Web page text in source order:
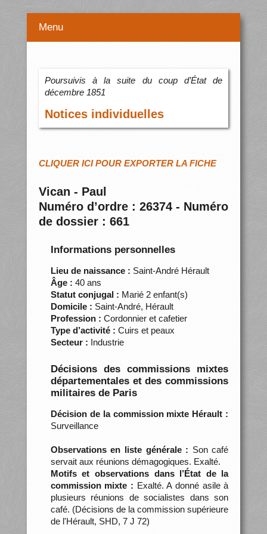
Menu
Poursuivis à la suite du coup d’État de
décembre 1851
Notices individuelles
CLIQUER ICI POUR EXPORTER LA FICHE
Vican - Paul
Numéro d’ordre : 26374 - Numéro
de dossier : 661
Informations personnelles
Lieu de naissance : Saint-André Hérault
Âge : 40 ans
Statut conjugal : Marié 2 enfant(s)
Domicile : Saint-André, Hérault
Profession : Cordonnier et cafetier
Type d’activité : Cuirs et peaux
Secteur : Industrie
Décisions des commissions mixtes
départementales et des commissions
militaires de Paris
Décision de la commission mixte Hérault :
Surveillance
Observations en liste générale : Son café
servait aux réunions démagogiques. Exalté.
Motifs et observations dans l’État de la
commission mixte : Exalté. A donné asile à
plusieurs réunions de socialistes dans son
café. (Décisions de la commission supérieure
de l'Hérault, SHD, 7 J 72)